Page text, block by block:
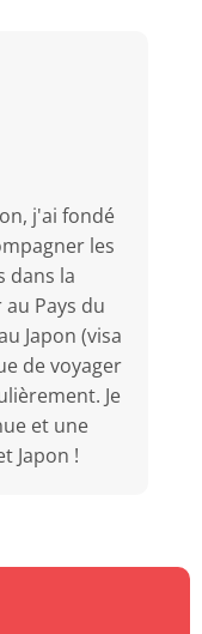
j'ai fondé
les
dans la
Pays du
Japon (visa
de voyager
Je
et une
Japon !